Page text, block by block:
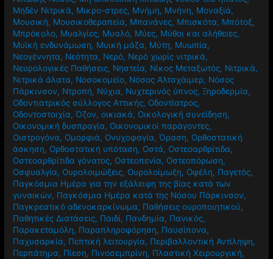
Μηδέν Νιτρικά, Μικρο-στρες, Μνήμη, Μνήνη, Μοναξιά,
Μουσική, Μουσικοθεραπεία, Μπανάνες, Μπισκότα, Μπότοξ,
Μπρόκολο, Μυαλγίες, Μυαλό, Μύες, Μύθοι και αλήθειες,
Μυϊκή ενδυνάμωση, Μυική μάζα, Μύτη, Μυωπία,
Νεογέννητα, Νεότητα, Νερό, Νερό χωρίς νιτρικά,
Νευρολογικές Παθήσεις, Νηστεία, Νίκος Μεταξωτός, Νιτρικά,
Νιτρικά άλατα, Νοσοκομείο, Νόσος Αλτσχάιμερ, Νόσος
Πάρκινσον, Ντροπή, Νύχια, Νυχτερινός ύπνος,Ξηροδερμία,
Οδοντιατρικός σύλλογος Αττικής, Οδοντίατρος,
Οδοντοστοιχία,Όζον,οικιακά, Οικολογική συνείδηση,
Οικονομική δυσπραγία, Οικονομικοί παράγοντες,
Οιστρογόνα, Ομορφιά, Ονυχοφαγία,Όραση, Ορθοστατική
άσκηση, Ορθοστατική υπόταση, Οστά, Οστεοαρθρίτιδα,
Οστεοαρθρίτιδα γόνατος, Οστεοπενία, Οστεοπόρωση,
Οσφυαλγία, Ουρολοιμώξεις, Ουρολοίμωξη, Οφέλη, Παγετός,
Παγκόσμια Ημέρα για την εξάλειψη της βίας κατά των
γυναικών, Παγκόσμια Ημέρα κατά της Νόσου Πάρκινσον,
Παγκρεατικό αδενοκαρκίνωμα, Παθήσεις ουροποιητικού,
Παθητικές Διατάσεις, Παιδί, Πανδημία, Πανικός,
Παρακεταμόλη, Παραπληροφόρηση, Παυσίπονα,
Παχυσαρκία, Πεπτική λειτουργία, Περιβαλλοντική Αντίληψη,
Περπάτημα, Πίεση, Πινοσεμπρίνη, Πλαστική Χειρουργική,